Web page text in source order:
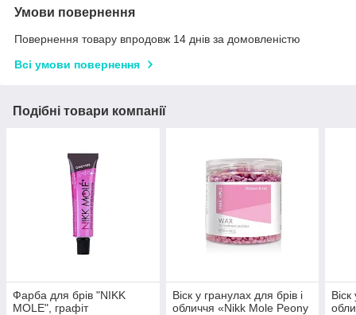
Умови повернення
Повернення товару впродовж 14 днів за домовленістю
Всі умови повернення
Подібні товари компанії
Фарба для брів "NIKK
MOLE", графіт
Віск у гранулах для брів і
обличчя «Nikk Mole Peony